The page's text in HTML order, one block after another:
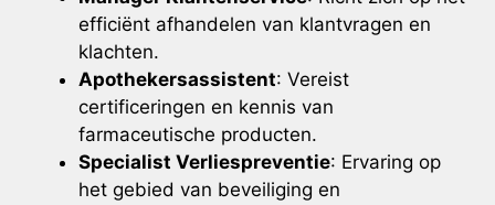
efficiënt afhandelen van klantvragen en
klachten.
Apothekersassistent: Vereist
certificeringen en kennis van
farmaceutische producten.
Specialist Verliespreventie: Ervaring op
het gebied van beveiliging en